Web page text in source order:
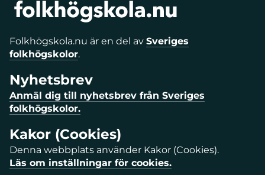
Folkhögskola.nu är en del av Sveriges
folkhögskolor.
Nyhetsbrev
Anmäl dig till nyhetsbrev från Sveriges
folkhögskolor.
Kakor (Cookies)
Denna webbplats använder Kakor (Cookies).
Läs om inställningar för cookies.